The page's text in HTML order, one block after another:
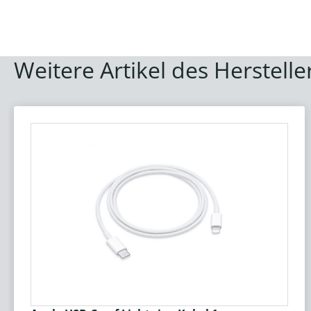
Weitere Artikel des